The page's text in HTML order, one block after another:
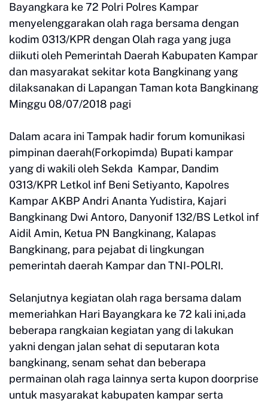
Bayangkara ke 72 Polri Polres Kampar
menyelenggarakan olah raga bersama dengan
kodim 0313/KPR dengan Olah raga yang juga
diikuti oleh Pemerintah Daerah Kabupaten Kampar
dan masyarakat sekitar kota Bangkinang yang
dilaksanakan di Lapangan Taman kota Bangkinang
Minggu 08/07/2018 pagi
Dalam acara ini Tampak hadir forum komunikasi
pimpinan daerah(Forkopimda) Bupati kampar
yang di wakili oleh Sekda Kampar, Dandim
0313/KPR Letkol inf Beni Setiyanto, Kapolres
Kampar AKBP Andri Ananta Yudistira, Kajari
Bangkinang Dwi Antoro, Danyonif 132/BS Letkol inf
Aidil Amin, Ketua PN Bangkinang, Kalapas
Bangkinang, para pejabat di lingkungan
pemerintah daerah Kampar dan TNI-POLRI.
Selanjutnya kegiatan olah raga bersama dalam
memeriahkan Hari Bayangkara ke 72 kali ini,ada
beberapa rangkaian kegiatan yang di lakukan
yakni dengan jalan sehat di seputaran kota
bangkinang, senam sehat dan beberapa
permainan olah raga lainnya serta kupon doorprise
untuk masyarakat kabupaten kampar serta